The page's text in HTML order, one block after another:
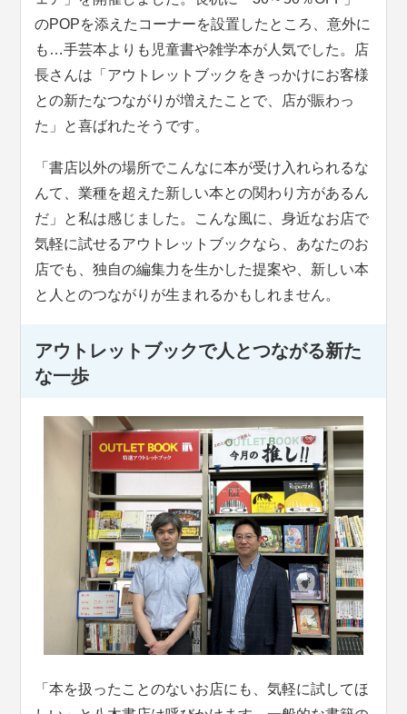
のPOPを添えたコーナーを設置したところ、意外に
も…手芸本よりも児童書や雑学本が人気でした。店
長さんは「アウトレットブックをきっかけにお客様
との新たなつながりが増えたことで、店が賑わっ
た」と喜ばれたそうです。
「書店以外の場所でこんなに本が受け入れられるな
んて、業種を超えた新しい本との関わり方があるん
だ」と私は感じました。こんな風に、身近なお店で
気軽に試せるアウトレットブックなら、あなたのお
店でも、独自の編集力を生かした提案や、新しい本
と人とのつながりが生まれるかもしれません。
アウトレットブックで人とつながる新た
な一歩
「本を扱ったことのないお店にも、気軽に試してほ